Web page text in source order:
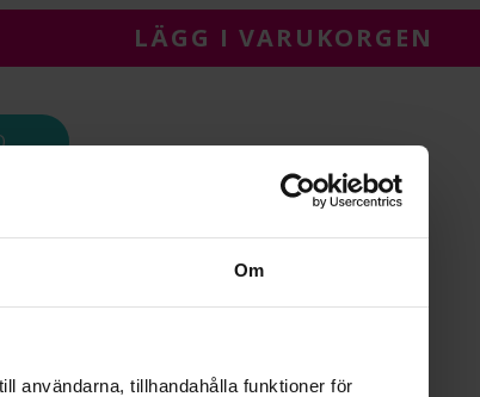
Om
användarna, tillhandahålla funktioner för
LÄGG I VARUKORGEN
18K Gold
Rund